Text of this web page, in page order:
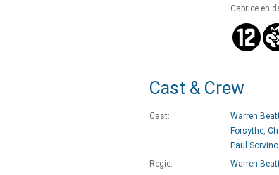
Caprice en
Cast & Crew
Cast: Warren
Forsythe,
Paul Sorvino
Regie:
Warren